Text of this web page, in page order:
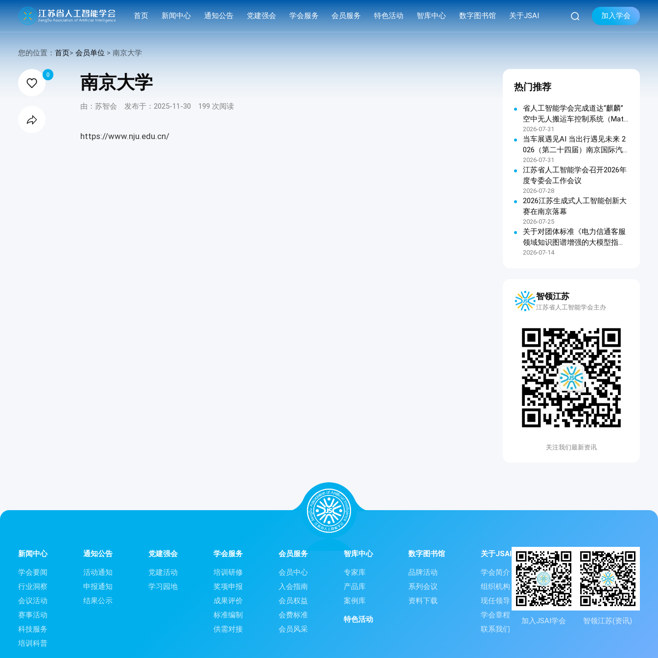
首页 新闻中心
赛事活动
通知公告 党建强会 学会服务 会员服务 特色活动 智库中心 数字图书馆 关于JSAI
现任领导
学会章程
联系我们
 加入学会
您的位置：首页>会员单位 > 南京大学

0

南京大学
由：苏智会 发布于：2025-11-30 199 次阅读
https://www.nju.edu.cn/
热门推荐
省人工智能学会完成道达“麒麟”
空中无人搬运车控制系统（Matri
x OHTC天车软件控制系统）科
技成果鉴定
2026-07-31
当车展遇见AI 当出行遇见未来 2
026（第二十四届）南京国际汽
车展览会暨江苏人工智能终端产
品展览会新闻发布会在宁召开
2026-07-31
江苏省人工智能学会召开2026年
度专委会工作会议
2026-07-28
2026江苏生成式人工智能创新大
赛在南京落幕
2026-07-25
关于对团体标准《电力信通客服
领域知识图谱增强的大模型指令
微调技术规范》公开征求意见的
2026-07-14
智领江苏
江苏省人工智能学会主办
关注我们最新资讯
新闻中心
学会要闻
行业洞察
会议活动
赛事活动
科技服务
培训科普
通知公告
活动通知
申报通知
结果公示
党建强会
党建活动
学习园地
学会服务
培训研修
奖项申报
成果评价
标准编制
供需对接
会员服务
会员中心
入会指南
会员权益
会费标准
会员风采
智库中心
专家库
产品库
案例库
特色活动
数字图书馆
品牌活动
系列会议
资料下载
关于JSAI
学会简介
组织机构
现任领导
学会章程
联系我们
加入JSAI学会 智领江苏(资讯)